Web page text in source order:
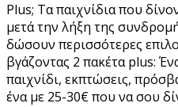
Plus; Τα παιχνίδια που
μετά την λήξη της
δώσουν περισσότερες
βγάζοντας 2 πακέτα plus:
παιχνίδι, εκπτώσεις,
ένα με 25-30€ που να σου